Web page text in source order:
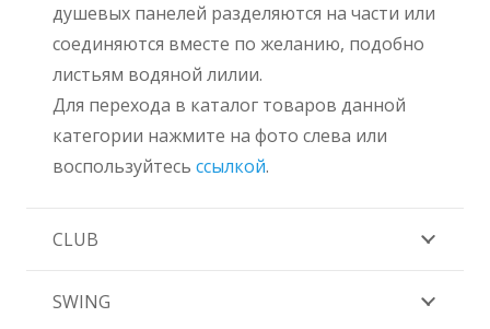
душевых панелей разделяются на части или
соединяются вместе по желанию, подобно
листьям водяной лилии.
Для перехода в каталог товаров данной
категории нажмите на фото слева или
воспользуйтесь ссылкой.
CLUB
SWING